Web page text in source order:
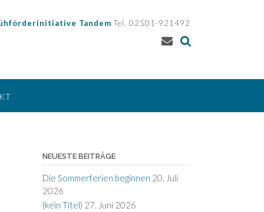
Tandem Tel. 02501-921492
NEUESTE BEITRÄGE
Die Sommerferien beginnen 20. Juli
2026
(kein Titel) 27. Juni 2026